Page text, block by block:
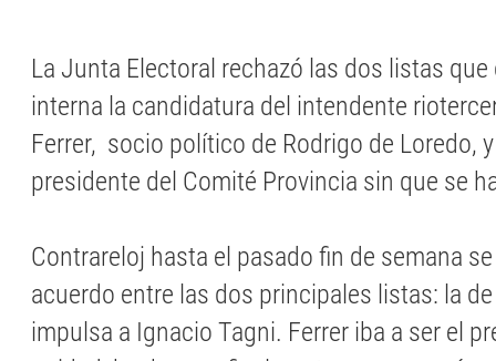
La Junta Electoral rechazó las dos listas
interna la candidatura del intendente
Ferrer, socio político de Rodrigo de Loredo,
presidente del Comité Provincia sin que se
Contrareloj hasta el pasado fin de semana
acuerdo entre las dos principales listas: la
impulsa a Ignacio Tagni. Ferrer iba a ser el